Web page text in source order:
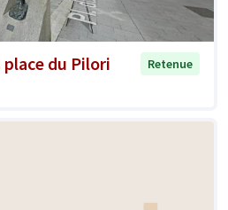
du Pilori
Retenue